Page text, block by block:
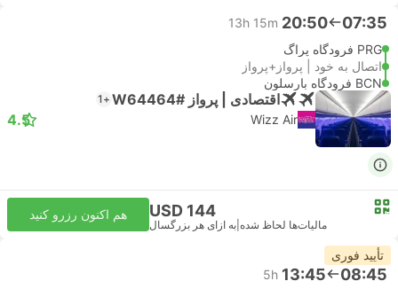
07:35
20:50
13h 15m
PRG فرودگاه پراگ
اتصال به خود | پرواز+پرواز
BCN فرودگاه بارسلون
اقتصادی | پرواز #W64464 +1
Wizz Air
4.5
USD 144
مالیات‌ها لحاظ شده به ازای هر بزرگسال
هم اکنون رزرو کنید
تأیید فوری
08:45
13:45
5h